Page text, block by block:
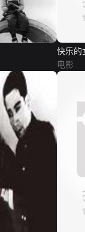
快乐的
电影